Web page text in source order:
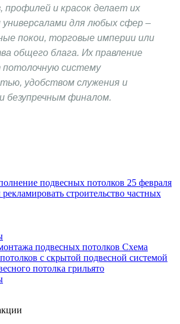
профилей и красок делает их
для любых сфер –
покои, торговые империи или
общего блага. Их правление
систему
удобством служения и
безупречным финалом.
подвесных потолков 25 февраля
строительство частных
подвесных потолков Схема
с скрытой подвесной системой
потолка грильято